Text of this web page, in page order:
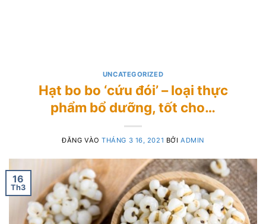
UNCATEGORIZED
Hạt bo bo ‘cứu đói’ – loại thực
phẩm bổ dưỡng, tốt cho…
ĐĂNG VÀOTHÁNG 3 16, 2021 BỞI ADMIN
16
Th3